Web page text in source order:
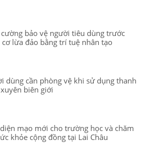
cường bảo vệ người tiêu dùng trước
cơ lừa đảo bằng trí tuệ nhân tạo
dùng cần phòng vệ khi sử dụng thanh
biên giới
mạo mới cho trường học và chăm
khỏe cộng đồng tại Lai Châu